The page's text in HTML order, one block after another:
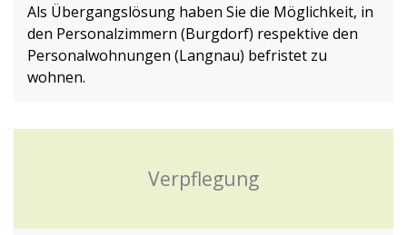
Als Übergangslösung haben Sie die Möglichkeit, in
den Personalzimmern (Burgdorf) respektive den
Personalwohnungen (Langnau) befristet zu
wohnen.
Verpflegung